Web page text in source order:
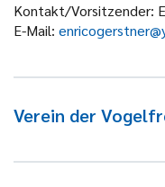
Kontakt/Vorsitzender:
E-Mail:
Verein der